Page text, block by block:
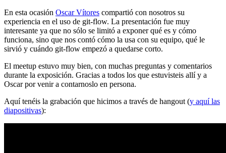
En esta ocasión Oscar Vítores compartió con nosotros su
experiencia en el uso de git-flow. La presentación fue muy
interesante ya que no sólo se limitó a exponer qué es y cómo
funciona, sino que nos contó cómo la usa con su equipo, qué le
sirvió y cuándo git-flow empezó a quedarse corto.
El meetup estuvo muy bien, con muchas preguntas y comentarios
durante la exposición. Gracias a todos los que estuvisteis allí y a
Oscar por venir a contarnoslo en persona.
Aquí tenéis la grabación que hicimos a través de hangout (y aquí las
diapositivas):